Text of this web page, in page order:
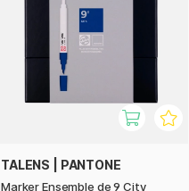
TALENS | PANTONE
Marker Ensemble de 9 City